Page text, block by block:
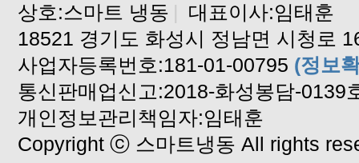
상호:스마트 냉동 | 대표이사:임태훈
18521 경기도 화성시 정남면 시청로
사업자등록번호:181-01-00795 (정보
통신판매업신고:2018-화성봉담-0139
개인정보관리책임자:임태훈
Copyright ⓒ 스마트냉동 All rights